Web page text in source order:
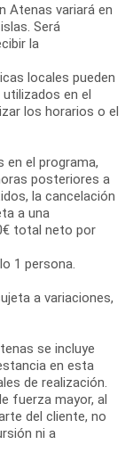
Atenas variará en
Será
la
locales pueden
en el
los horarios o el
en el programa,
posteriores a
la cancelación
a una
total neto por
1 persona.
a variaciones,
se incluye
en esta
de realización.
fuerza mayor, al
del cliente, no
ni a